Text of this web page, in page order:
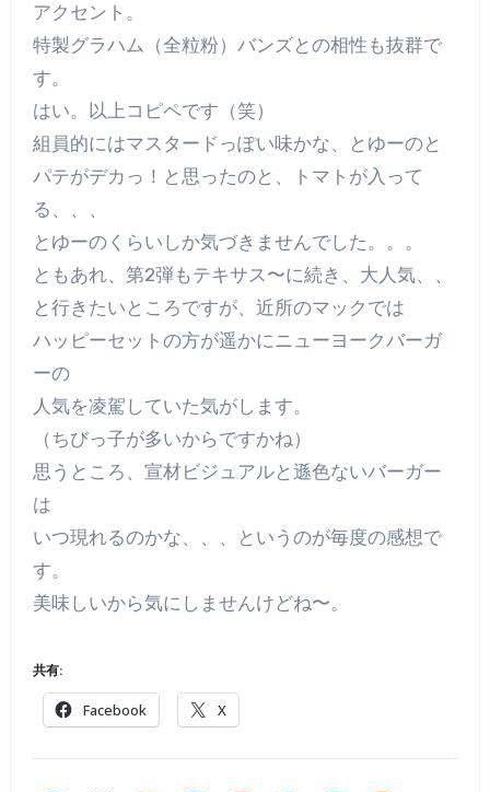
アクセント。
特製グラハム（全粒粉）バンズとの相性も抜群で
す。
はい。以上コピペです（笑）
組員的にはマスタードっぽい味かな、とゆーのと
パテがデカっ！と思ったのと、トマトが入って
る、、、
とゆーのくらいしか気づきませんでした。。。
ともあれ、第2弾もテキサス〜に続き、大人気、、
と行きたいところですが、近所のマックでは
ハッピーセットの方が遥かにニューヨークバーガ
ーの
人気を凌駕していた気がします。
（ちびっ子が多いからですかね）
思うところ、宣材ビジュアルと遜色ないバーガー
は
いつ現れるのかな、、、というのが毎度の感想で
す。
美味しいから気にしませんけどね〜。
共有:
Facebook X